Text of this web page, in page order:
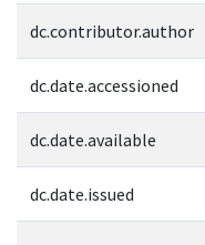
dc.contributor.author
dc.date.accessioned
dc.date.available
dc.date.issued